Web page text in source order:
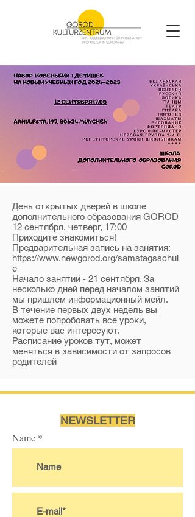
День открытых дверей в школе
дополнительного образования GOROD
12 сентября, четверг, 17:00
Приходите знакомиться!
Предварительная запись на занятия:
https://www.newgorod.org/samstagsschul
e
Начало занятий - 21 сентября. За
несколько дней перед началом занятий
мы пришлем информационный мейл.
В течение первых двух недель вы
можете попробовать все уроки,
которые вас интересуют.
Расписание уроков тут, может
меняться в зависимости от запросов
родителей
NEWSLETTER
Name